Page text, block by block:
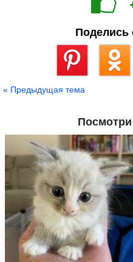
Поделись
« Предыдущая тема